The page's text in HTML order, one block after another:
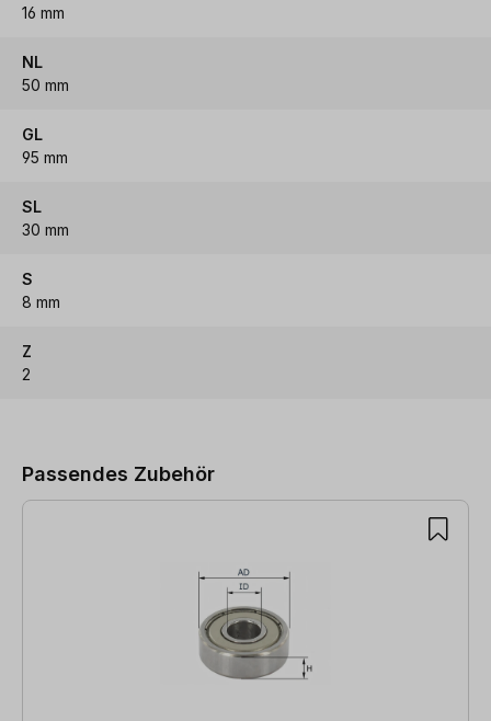
16 mm
NL
50 mm
GL
95 mm
SL
30 mm
S
8 mm
Z
2
Passendes Zubehör